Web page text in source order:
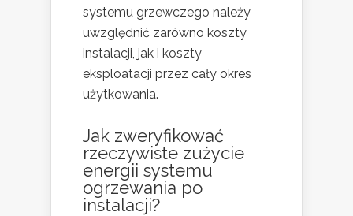
systemu grzewczego należy
uwzględnić zarówno koszty
instalacji, jak i koszty
eksploatacji przez cały okres
użytkowania.
Jak zweryfikować
rzeczywiste zużycie
energii systemu
ogrzewania po
instalacji?